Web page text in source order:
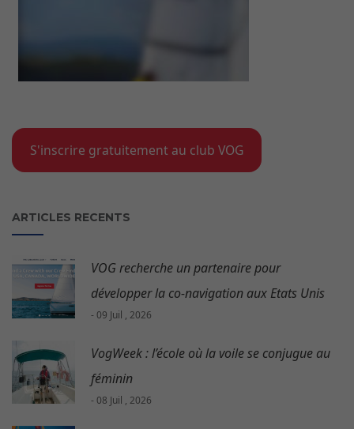
S'inscrire gratuitement au club VOG
ARTICLES RECENTS
VOG recherche un partenaire pour
développer la co-navigation aux Etats Unis
- 09 Juil , 2026
VogWeek : l’école où la voile se conjugue au
féminin
- 08 Juil , 2026